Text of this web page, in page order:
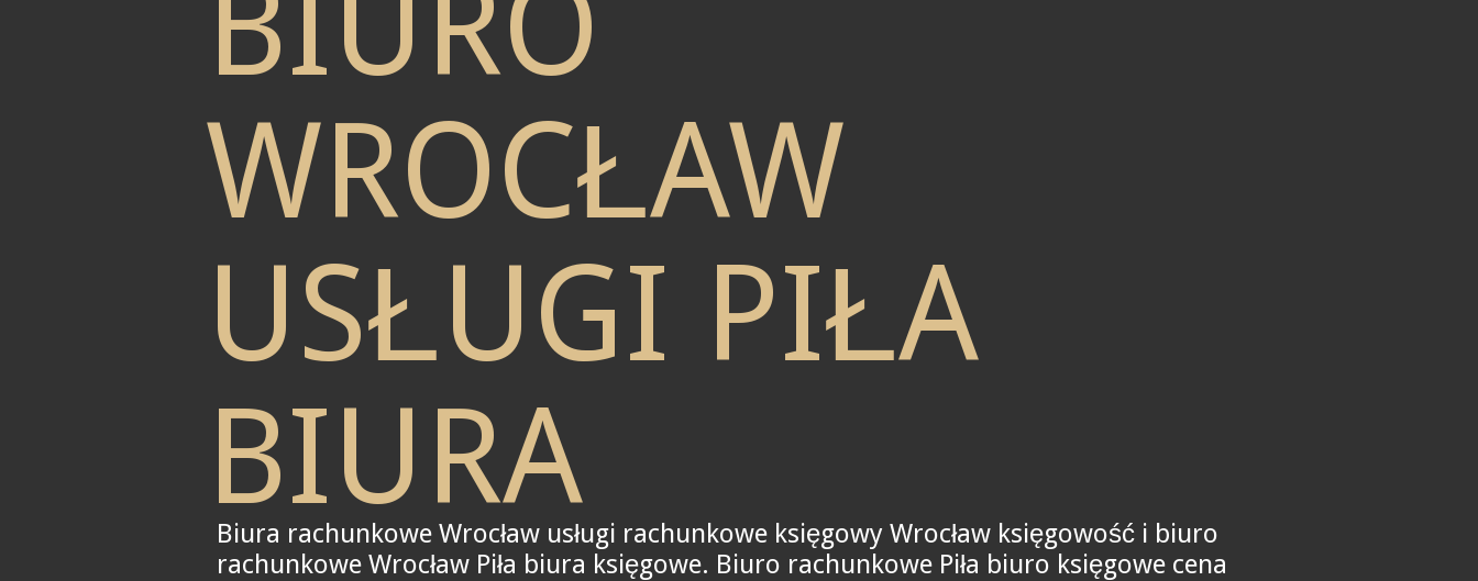
WROCŁAW
USŁUGI PIŁA
BIURA
Biura rachunkowe Wrocław usługi rachunkowe księgowy Wrocław księgowość i biuro
rachunkowe Wrocław Piła biura księgowe. Biuro rachunkowe Piła biuro księgowe cena